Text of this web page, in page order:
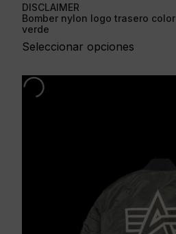
DISCLAIMER
Bomber nylon logo trasero color
verde
Seleccionar opciones